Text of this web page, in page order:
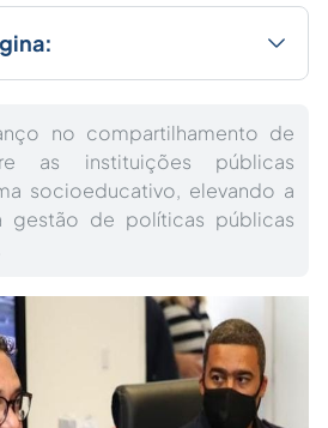
no compartilhamento de
as instituições públicas
socioeducativo, elevando a
gestão de políticas públicas